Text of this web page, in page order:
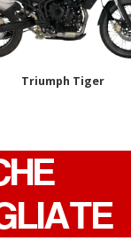
Triumph Tiger